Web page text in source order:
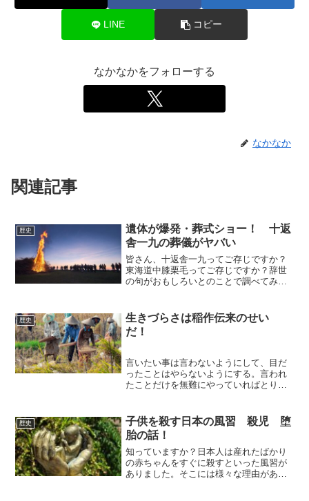
LINE コピー
なかなかをフォローする
なかなか
関連記事
歴史
遺体が爆発・葬式ショー！ 十返
舎一九の葬儀がヤバい
皆さん、十返舎一九ってご存じですか？
東海道中膝栗毛ってご存じですか？辞世
の句がおもしろいとのことで調べてみた
九本人の遺体が爆発しました…そんな人
です。どんな人なの？
歴史
生きづらさは稲作伝来のせい
だ！
言いたい事は言わないようにして、目だ
ったことはやらないようにする。言われ
たことだけを無難にやっていればとりあ
きたことと関係がありそうなので探って
みましょう。
歴史
子供を殺す日本の風習 殺児 堕
胎の話！
知っていますか？日本人は産れたばかり
の赤ちゃんをすぐに殺すといった風習が
ありました。そこには様々な理由があっ